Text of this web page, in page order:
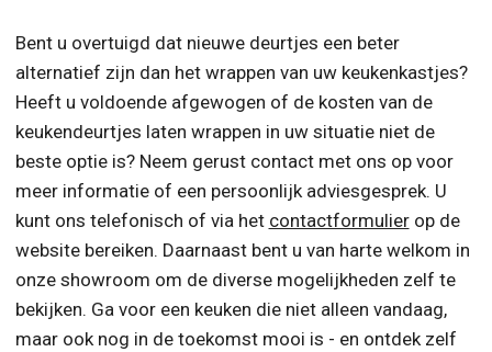
Bent u overtuigd dat nieuwe deurtjes een beter
alternatief zijn dan het wrappen van uw keukenkastjes?
Heeft u voldoende afgewogen of de kosten van de
keukendeurtjes laten wrappen in uw situatie niet de
beste optie is? Neem gerust contact met ons op voor
meer informatie of een persoonlijk adviesgesprek. U
kunt ons telefonisch of via het contactformulierop de
website bereiken. Daarnaast bent u van harte welkom in
onze showroom om de diverse mogelijkheden zelf te
bekijken. Ga voor een keuken die niet alleen vandaag,
maar ook nog in de toekomst mooi is - en ontdek zelf